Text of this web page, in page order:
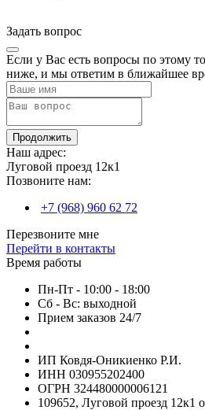
Задать вопрос
Если у Вас есть вопросы по этому
ниже, и мы ответим в ближайшее
Продолжить
Наш адрес:
Луговой проезд 12к1
Позвоните нам:
+7 (968) 960 62 72
Перезвоните мне
Перейти в контакты
Время работы
Пн-Пт - 10:00 - 18:00
Сб - Вс: выходной
Прием заказов 24/7
ИП Ковдя-Оникиенко Р.И.
ИНН 030955202400
ОГРН 324480000006121
109652, Луговой проезд 12к1